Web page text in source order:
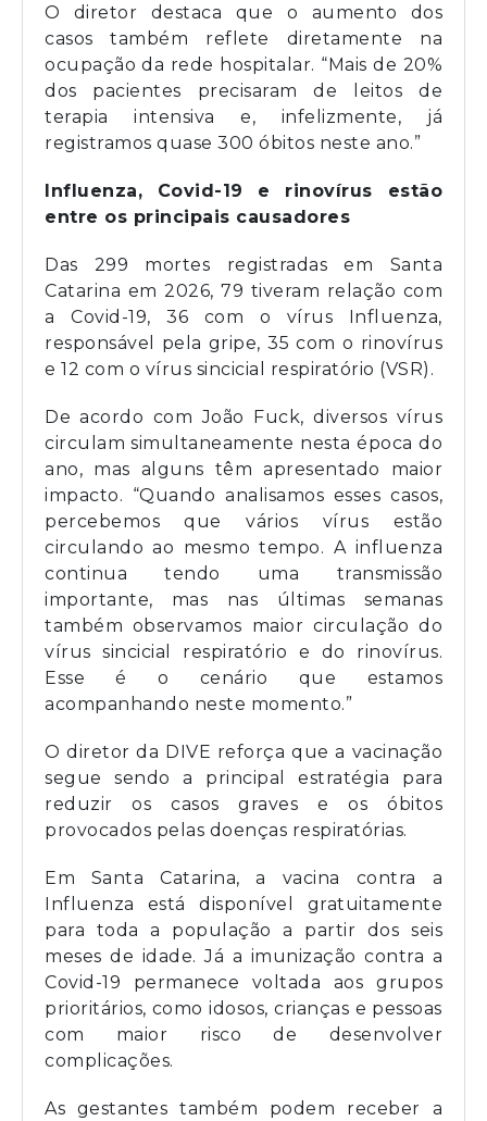
O diretor destaca que o aumento dos
casos também reflete diretamente na
ocupação da rede hospitalar. “Mais de 20%
dos pacientes precisaram de leitos de
terapia intensiva e, infelizmente, já
registramos quase 300 óbitos neste ano.”
Influenza, Covid-19 e rinovírus estão
entre os principais causadores
Das 299 mortes registradas em Santa
Catarina em 2026, 79 tiveram relação com
a Covid-19, 36 com o vírus Influenza,
responsável pela gripe, 35 com o rinovírus
e 12 com o vírus sincicial respiratório (VSR).
De acordo com João Fuck, diversos vírus
circulam simultaneamente nesta época do
ano, mas alguns têm apresentado maior
impacto. “Quando analisamos esses casos,
percebemos que vários vírus estão
circulando ao mesmo tempo. A influenza
continua tendo uma transmissão
importante, mas nas últimas semanas
também observamos maior circulação do
vírus sincicial respiratório e do rinovírus.
Esse é o cenário que estamos
acompanhando neste momento.”
O diretor da DIVE reforça que a vacinação
segue sendo a principal estratégia para
reduzir os casos graves e os óbitos
provocados pelas doenças respiratórias.
Em Santa Catarina, a vacina contra a
Influenza está disponível gratuitamente
para toda a população a partir dos seis
meses de idade. Já a imunização contra a
Covid-19 permanece voltada aos grupos
prioritários, como idosos, crianças e pessoas
com maior risco de desenvolver
complicações.
As gestantes também podem receber a